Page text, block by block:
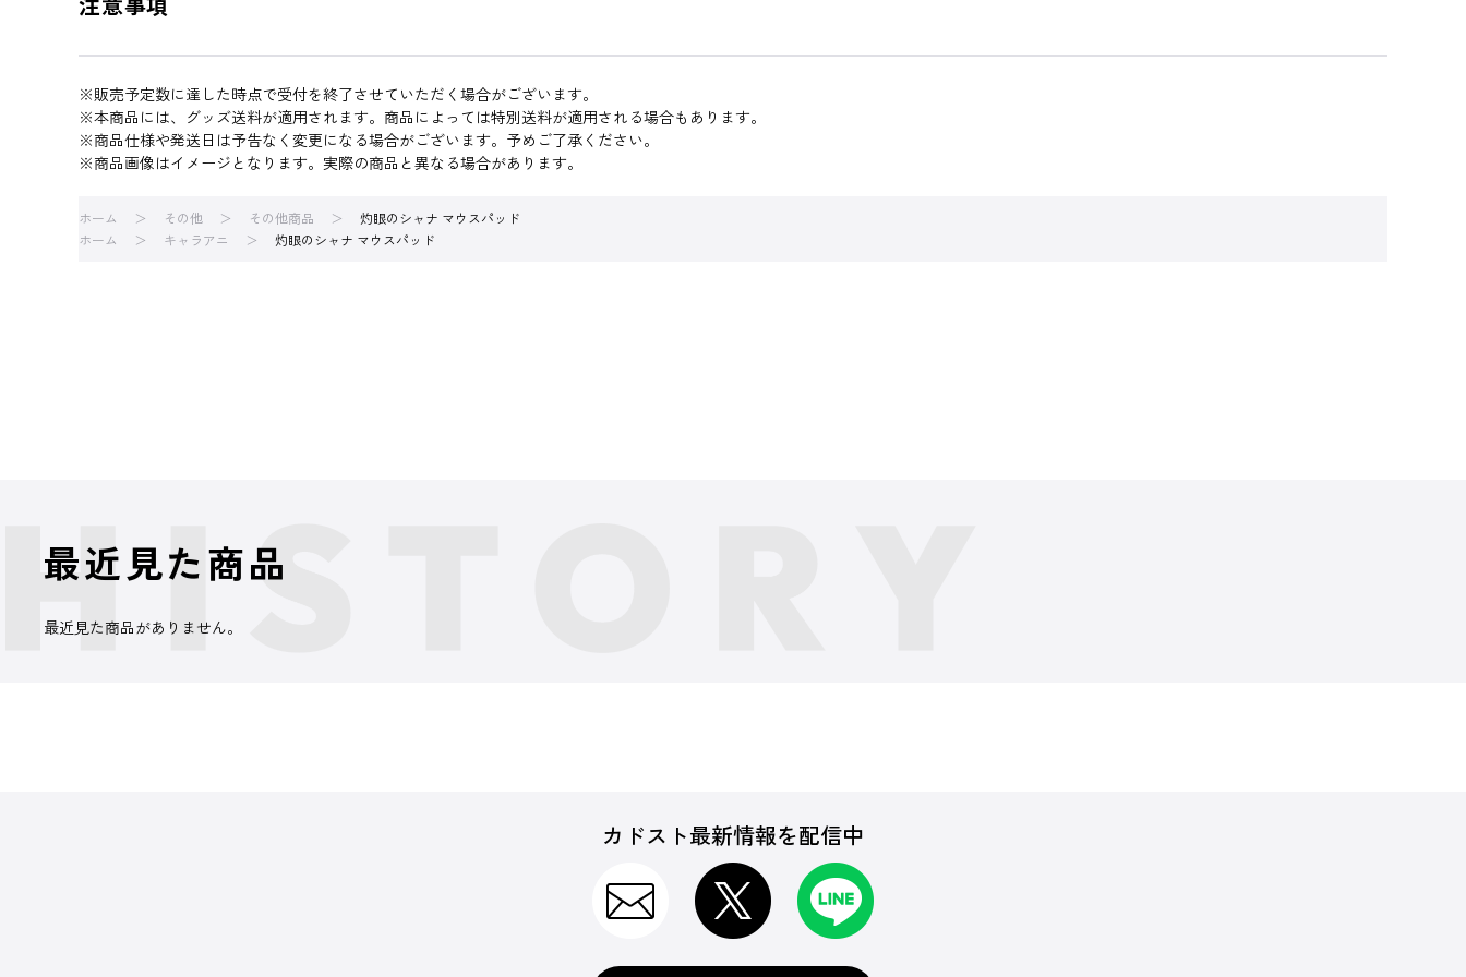
※販売予定数に達した時点で受付を終了させていただく場合がございます。
※本商品には、グッズ送料が適用されます。商品によっては特別送料が適用される場合もあります。
※商品仕様や発送日は予告なく変更になる場合がございます。予めご了承ください。
※商品画像はイメージとなります。実際の商品と異なる場合があります。
ホーム その他 その他商品
灼眼のシャナ マウスパッド
ホーム
キャラアニ 灼眼のシャナ マウスパッド
最近見た商品
最近見た商品がありません。
カドスト最新情報を配信中